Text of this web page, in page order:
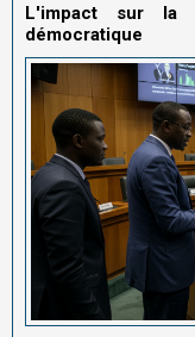
L'impact sur la
démocratique